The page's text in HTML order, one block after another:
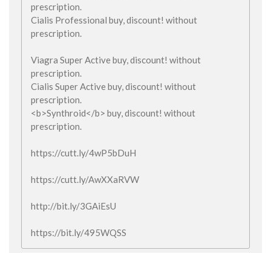
prescription.
Cialis Professional buy, discount! without
prescription.
Viagra Super Active buy, discount! without
prescription.
Cialis Super Active buy, discount! without
prescription.
<b>Synthroid</b> buy, discount! without
prescription.
https://cutt.ly/4wP5bDuH
https://cutt.ly/AwXXaRVW
http://bit.ly/3GAiEsU
https://bit.ly/495WQSS